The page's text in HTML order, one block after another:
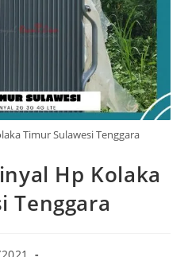
Timur Sulawesi Tenggara
Hp Kolaka
Tenggara